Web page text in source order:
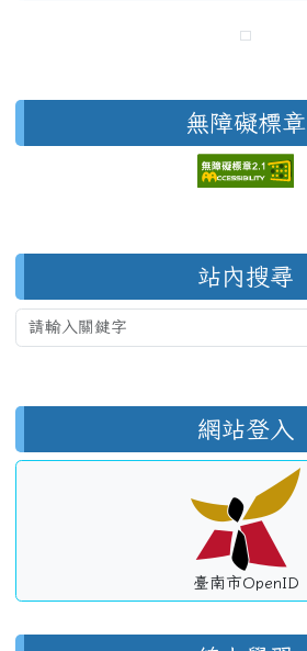
無障礙標章
站內搜尋
網站登入
臺南市OpenID